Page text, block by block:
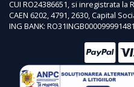
CUI RO24386651, si inregistrata la
CAEN 6202, 4791, 2630, Capital
ING BANK: